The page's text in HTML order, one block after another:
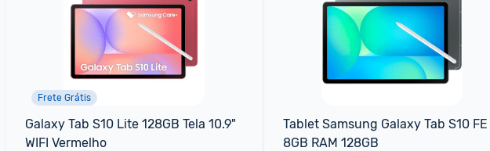
Frete Grátis
Galaxy Tab S10 Lite 128GB Tela 10.9"
WIFI Vermelho
Tablet Samsung Galaxy Tab S10 FE
8GB RAM 128GB